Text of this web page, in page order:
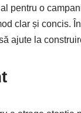
pentru o
clar și concis.
ajute la